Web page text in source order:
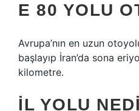
E 80 YOLU
Avrupa’nın en uzun
başlayıp İran’da sona
kilometre.
İL YOLU